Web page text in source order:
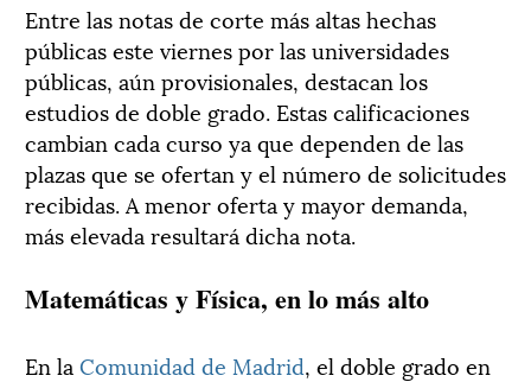
Entre las notas de corte más altas hechas
públicas este viernes por las universidades
públicas, aún provisionales, destacan los
estudios de doble grado. Estas calificaciones
cambian cada curso ya que dependen de las
plazas que se ofertan y el número de solicitudes
recibidas. A menor oferta y mayor demanda,
más elevada resultará dicha nota.
Matemáticas y Física, en lo más alto
En la Comunidad de Madrid, el doble grado en